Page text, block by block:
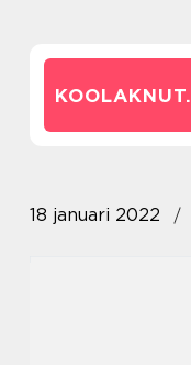
KOOLAKNUT.
18 januari 2022